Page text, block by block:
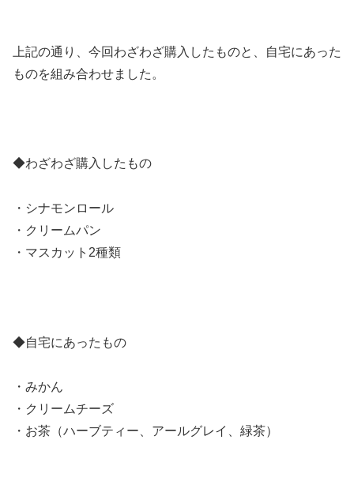
上記の通り、今回わざわざ購入したものと、自宅にあった
ものを組み合わせました。
◆わざわざ購入したもの
・シナモンロール
・クリームパン
・マスカット2種類
◆自宅にあったもの
・みかん
・クリームチーズ
・お茶（ハーブティー、アールグレイ、緑茶）